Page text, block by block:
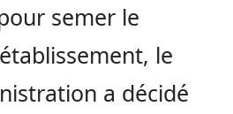
semer le
le
a décidé